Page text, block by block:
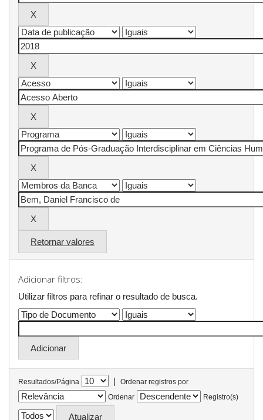
Retornar valores
Adicionar filtros:
Utilizar filtros para refinar o resultado de busca.
Resultados/Página |
Ordenar registros por
Ordenar
Registro(s)